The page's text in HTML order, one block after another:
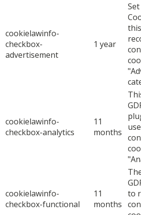
cookielawinfo-
checkbox-
advertisement
1 year
cookielawinfo-
checkbox-analytics
11
months
cookielawinfo-
checkbox-functional
11
months
to